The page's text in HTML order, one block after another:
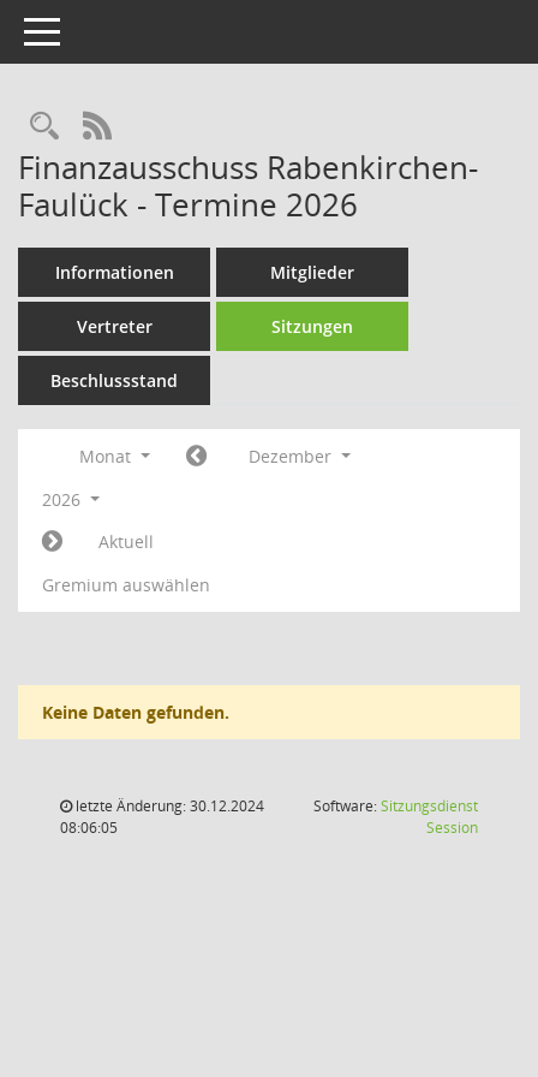
Toggle navigation
Rechercheauswahl
RSS-Feed
Finanzausschuss Rabenkirchen-
Faulück - Termine 2026
Informationen Mitglieder
Vertreter Sitzungen
Beschlussstand
Monat
Dezember
2026
Aktuell
Gremium auswählen
Keine Daten gefunden.
letzte Änderung: 30.12.2024
08:06:05
Software:Sitzungsdienst
Session(Wird in